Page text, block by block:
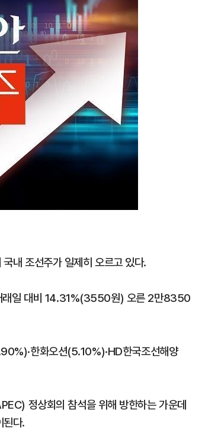
내 조선주가 일제히 오르고 있다.
래일 대비 14.31%(3550원) 오른 2만8350
한화오션(5.10%)·HD한국조선해양
정상회의 참석을 위해 방한하는 가운데
된다.